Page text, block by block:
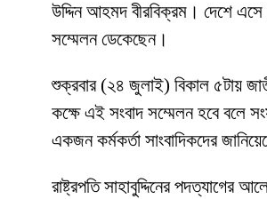
উদ্দিন আহমদ বীরবিক্রম। দেশে এসে
সম্মেলন ডেকেছেন।
শুক্রবার (২৪ জুলাই) বিকাল ৫টায়
কক্ষে এই সংবাদ সম্মেলন হবে বলে
একজন কর্মকর্তা সাংবাদিকদের
রাষ্ট্রপতি সাহাবুদ্দিনের পদত্যাগের